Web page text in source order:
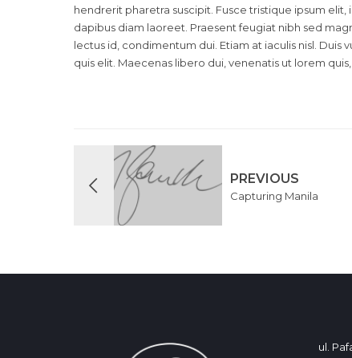
hendrerit pharetra suscipit. Fusce tristique ipsum
dapibus diam laoreet. Praesent feugiat nibh sed
lectus id, condimentum dui. Etiam at iaculis nisl.
quis elit. Maecenas libero dui, venenatis ut lorem
PREVIOUS
Capturing Manila
ul.